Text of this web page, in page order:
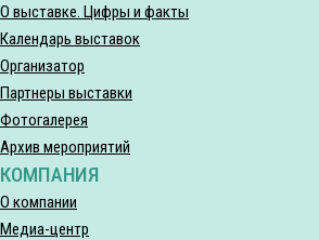
О выставке. Цифры и факты
Календарь выставок
Организатор
Партнеры выставки
Фотогалерея
Архив мероприятий
КОМПАНИЯ
О компании
Медиа-центр